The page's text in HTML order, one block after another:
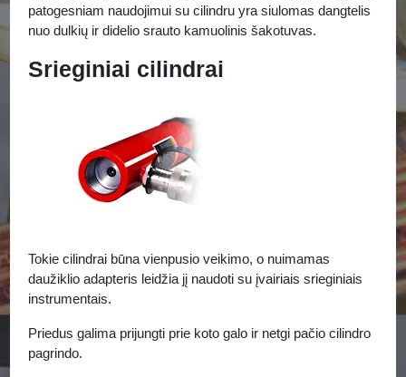
patogesniam naudojimui su cilindru yra siulomas dangtelis
nuo dulkių ir didelio srauto kamuolinis šakotuvas.
Srieginiai cilindrai
Tokie cilindrai būna vienpusio veikimo, o nuimamas
daužiklio adapteris leidžia jį naudoti su įvairiais srieginiais
instrumentais.
Priedus galima prijungti prie koto galo ir netgi pačio cilindro
pagrindo.